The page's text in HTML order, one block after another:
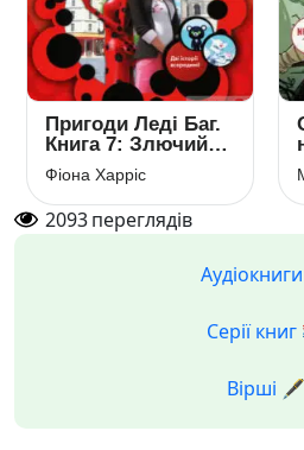
Пригоди Леді Баг.
Книга 7: Злючий
Ведмедик.
Контратака
Фіона Харріс
2093переглядів
Серії
Вірші 🖋️